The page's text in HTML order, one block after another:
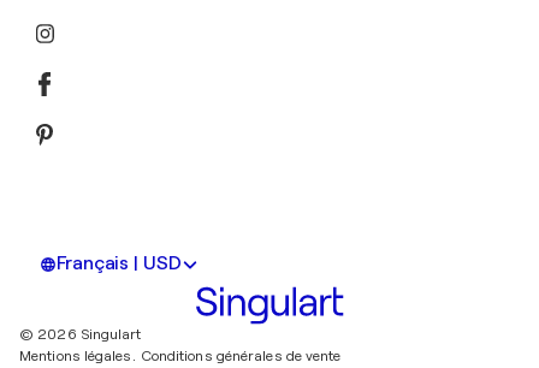
Français | USD
© 2026 Singulart
Mentions légales. Conditions générales de vente